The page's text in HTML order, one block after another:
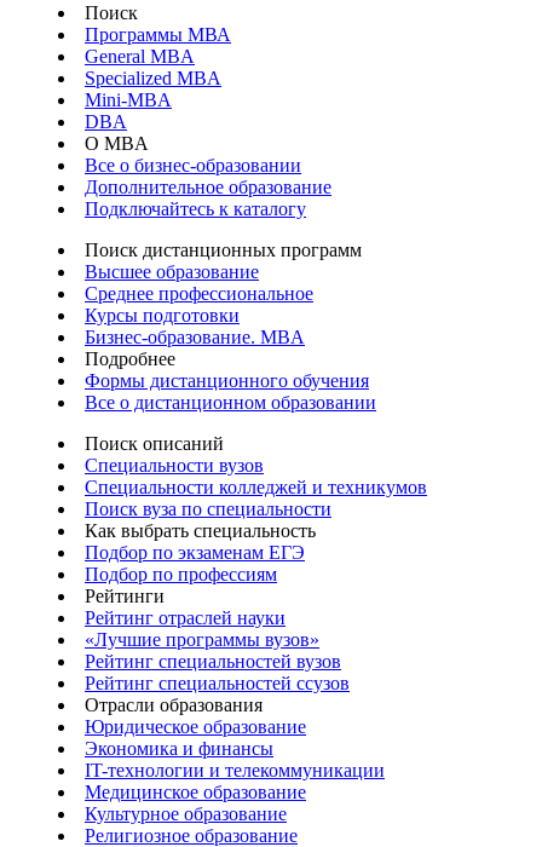
Поиск
Программы МВА
General MBA
Specialized MBA
Mini-MBA
DBA
О MBA
Все о бизнес-образовании
Дополнительное образование
Подключайтесь к каталогу
Поиск дистанционных программ
Высшее образование
Среднее профессиональное
Курсы подготовки
Бизнес-образование. MBA
Подробнее
Формы дистанционного обучения
Все о дистанционном образовании
Поиск описаний
Специальности вузов
Специальности колледжей и техникумов
Поиск вуза по специальности
Как выбрать специальность
Подбор по экзаменам ЕГЭ
Подбор по профессиям
Рейтинги
Рейтинг отраслей науки
«Лучшие программы вузов»
Рейтинг специальностей вузов
Рейтинг специальностей ссузов
Отрасли образования
Юридическое образование
Экономика и финансы
IT-технологии и телекоммуникации
Медицинское образование
Культурное образование
Религиозное образование